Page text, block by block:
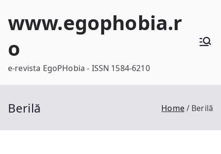
www.egophobia.r
o
e-revista EgoPHobia - ISSN 1584-6210
Berilă Home Berilă